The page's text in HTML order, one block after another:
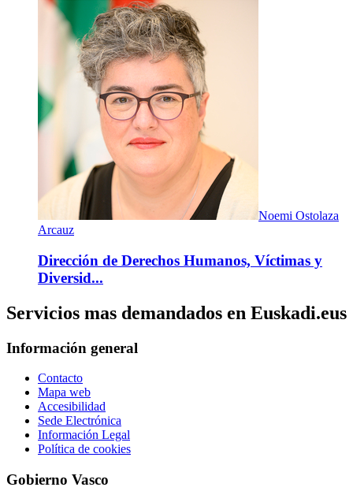
Noemi Ostolaza
Arcauz
Dirección de Derechos Humanos, Víctimas y
Diversid...
Servicios mas demandados en Euskadi.eus
Información general
Contacto
Mapa web
Accesibilidad
Sede Electrónica
Información Legal
Política de cookies
Gobierno Vasco